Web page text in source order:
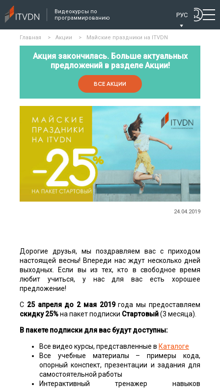
Видеокурсы по
программированию
РУС
Главная > Акции > Майские праздники на ITVDN
Акция закончилась. Больше актуальных
предложений в разделе Акции!
ВСЕ АКЦИИ
24.04.2019
Дорогие друзья, мы поздравляем вас с приходом
настоящей весны! Впереди нас ждут несколько дней
выходных. Если вы из тех, кто в свободное время
любит учиться, у нас для вас есть хорошее
предложение!
С 25 апреля до 2 мая 2019года мы предоставляем
скидку 25%на пакет подписки Стартовый(3 месяца).
В пакете подписки для вас будут доступны:
Все видео курсы, представленные в Каталоге
Все учебные материалы – примеры кода,
опорный конспект, презентации и задания для
самостоятельной работы
Интерактивный тренажер навыков